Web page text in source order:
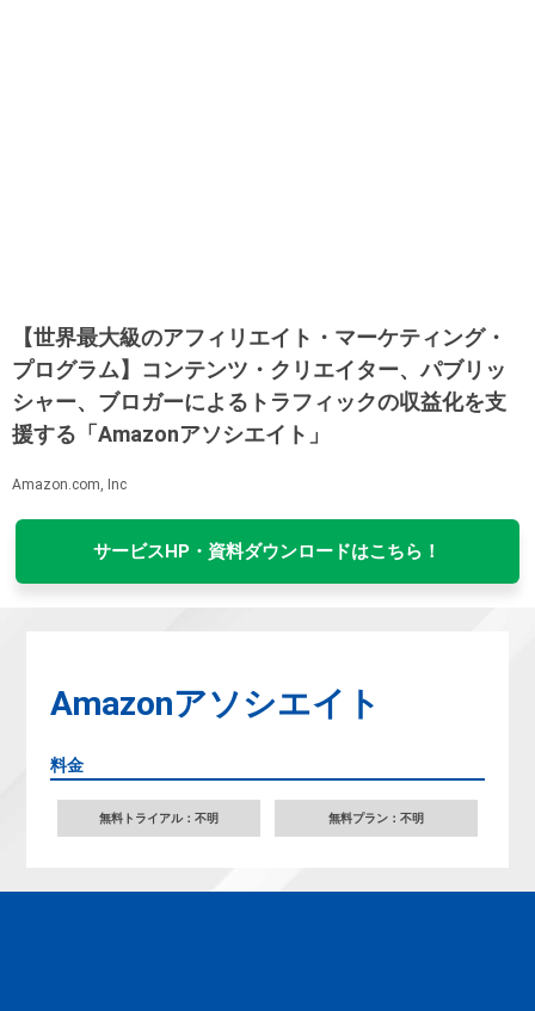
【世界最大級のアフィリエイト・マーケティング・
プログラム】コンテンツ・クリエイター、パブリッ
シャー、ブロガーによるトラフィックの収益化を支
援する「Amazonアソシエイト」
Amazon.com, Inc
サービスHP・資料ダウンロードはこちら！
Amazonアソシエイト
料金
無料トライアル：不明 無料プラン：不明